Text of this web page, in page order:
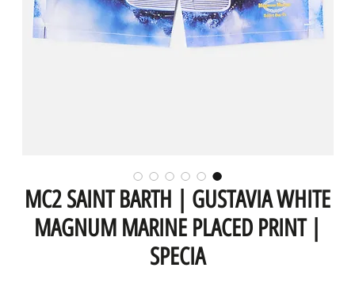
MC2 SAINT BARTH | GUSTAVIA WHITE
MAGNUM MARINE PLACED PRINT |
SPECIA